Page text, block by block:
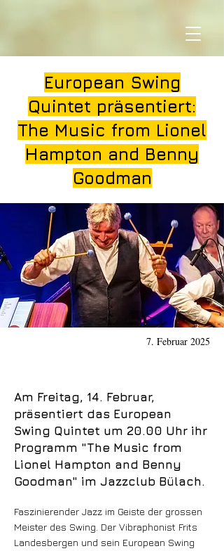
European Swing
Quintet präsentiert:
The Music from Lionel
Hampton and Benny
Goodman
7. Februar 2025
Am Freitag, 14. Februar,
präsentiert das European
Swing Quintet um 20.00 Uhr ihr
Programm "The Music from
Lionel Hampton and Benny
Goodman" im Jazzclub Bülach.
Faszinierender Jazz im Geiste der grossen
Meister des Swing. Der Vibraphonist Frits
Landesbergen und sein European Swing